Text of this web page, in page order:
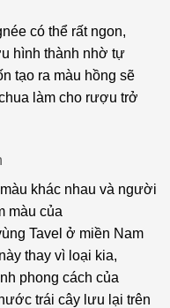
có thể rất ngon,
hình thành nhờ tự
tạo ra màu hồng sẽ
làm cho rượu trở
khác nhau và người
màu của
Tavel ở miền Nam
thay vì loại kia,
phong cách của
trái cây lưu lại trên